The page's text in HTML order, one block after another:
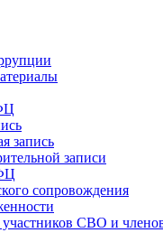
запись
записи
сопровождения
СВО и